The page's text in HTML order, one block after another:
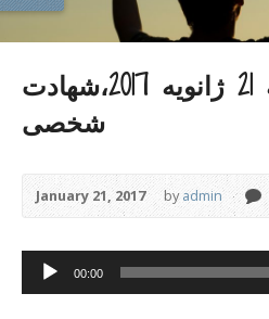
نان روزانه 21 ژانویه 2017،شهادت
شخصی
January 21, 2017 byadmin
Audio
Player
00:00